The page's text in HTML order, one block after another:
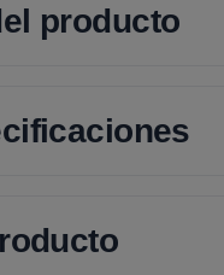
producto